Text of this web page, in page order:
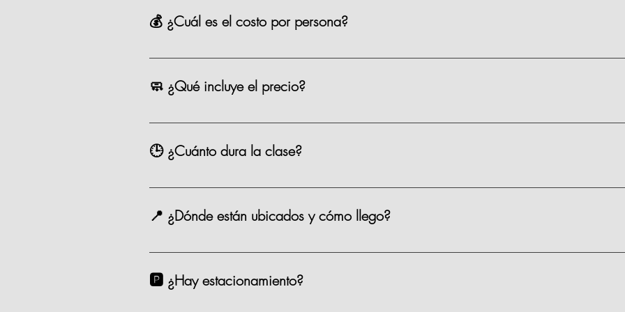
💰 ¿Cuál es el costo por persona?
La mayoría de nuestras opciones tienen un precio de $1,590 MXN por persona, existen algunas
🧼 ¿Qué incluye el precio?
Chef, ingredientes, mandil, bebida, materiales, limpieza y servicio.
🕒 ¿Cuánto dura la clase?
Entre 2.5 y 3 horas.
📍 ¿Dónde están ubicados y cómo llego?
Estamos en Andador Prado Norte Piso 2, Prado Norte 420, en Lomas de Chapultepec, CDMX.
taxi. 🗺️ Google Maps Como Llegar?
🅿️ ¿Hay estacionamiento?